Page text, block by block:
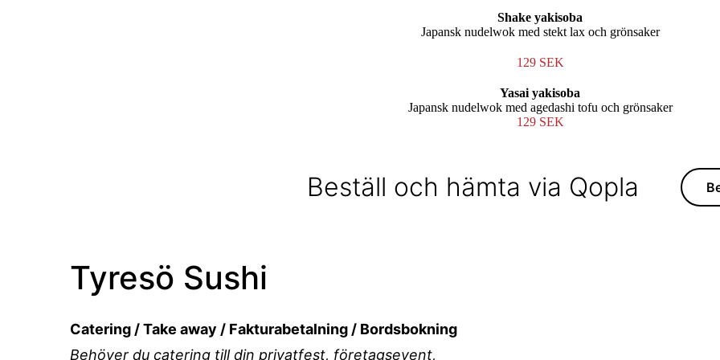
Shake yakisoba
Japansk nudelwok med stekt lax och grönsaker
129 SEK
Yasai yakisoba
Japansk nudelwok med agedashi tofu och grönsaker
129 SEK
Beställ och hämta via Qopla
Tyresö Sushi
Catering / Take away / Fakturabetalning / Bordsbokning
Behöver du catering till din privatfest, företagsevent,